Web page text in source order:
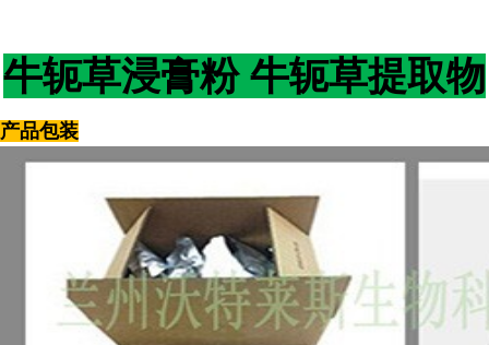
牛轭草浸膏粉 牛轭草提取物
产品包装